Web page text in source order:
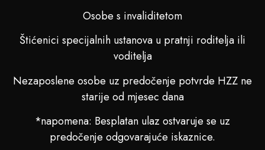
Osobe s invaliditetom
Štićenici specijalnih ustanova u pratnji roditelja ili
voditelja
Nezaposlene osobe uz predočenje potvrde HZZ ne
starije od mjesec dana
*napomena: Besplatan ulaz ostvaruje se uz
predočenje odgovarajuće iskaznice.